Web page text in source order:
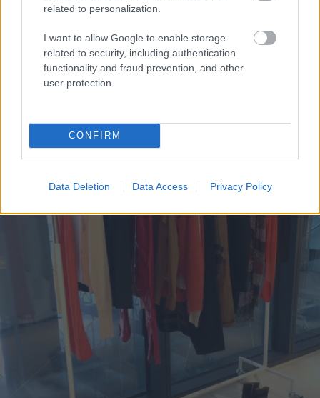
related to personalization.
I want to allow Google to enable storage
related to security, including authentication
functionality and fraud prevention, and other
user protection.
CONFIRM
Data Deletion Data Access Privacy Policy